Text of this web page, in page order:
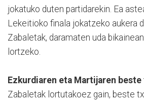
jokatuko duten partidarekin. Ea
Lekeitioko finala jokatzeko aukera
Zabaletak, daramaten uda
lortzeko.
Ezkurdiaren eta Martijaren beste
Zabaletak lortutakoez gain, beste